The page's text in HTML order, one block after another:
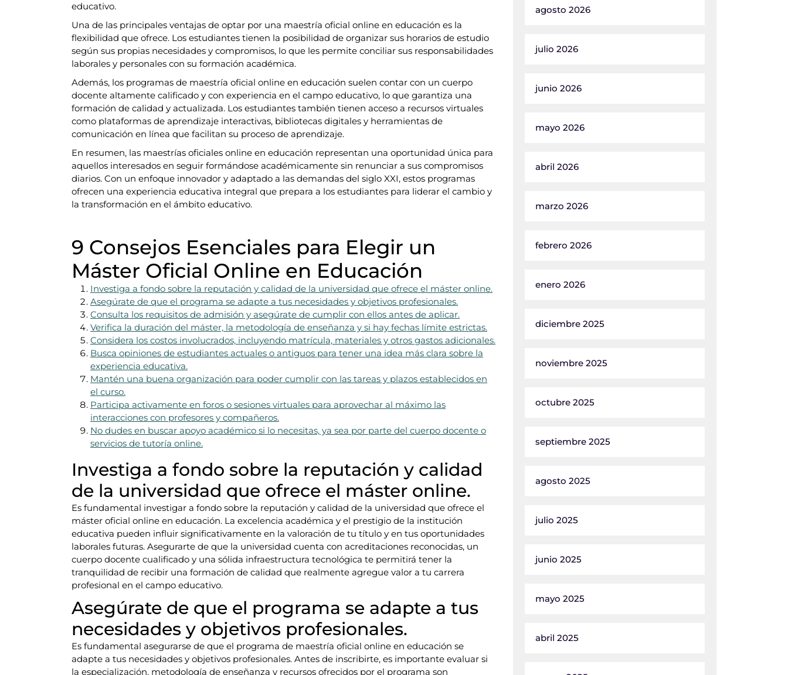
educativo.
Una de las principales ventajas de optar por una maestría oficial online en educación es la
flexibilidad que ofrece. Los estudiantes tienen la posibilidad de organizar sus horarios de estudio
según sus propias necesidades y compromisos, lo que les permite conciliar sus responsabilidades
laborales y personales con su formación académica.
Además, los programas de maestría oficial online en educación suelen contar con un cuerpo
docente altamente calificado y con experiencia en el campo educativo, lo que garantiza una
formación de calidad y actualizada. Los estudiantes también tienen acceso a recursos virtuales
como plataformas de aprendizaje interactivas, bibliotecas digitales y herramientas de
comunicación en línea que facilitan su proceso de aprendizaje.
En resumen, las maestrías oficiales online en educación representan una oportunidad única para
aquellos interesados en seguir formándose académicamente sin renunciar a sus compromisos
diarios. Con un enfoque innovador y adaptado a las demandas del siglo XXI, estos programas
ofrecen una experiencia educativa integral que prepara a los estudiantes para liderar el cambio y
la transformación en el ámbito educativo.
9 Consejos Esenciales para Elegir un
Máster Oficial Online en Educación
Investiga a fondo sobre la reputación y calidad de la universidad que ofrece el máster online.
Asegúrate de que el programa se adapte a tus necesidades y objetivos profesionales.
Consulta los requisitos de admisión y asegúrate de cumplir con ellos antes de aplicar.
Verifica la duración del máster, la metodología de enseñanza y si hay fechas límite estrictas.
Considera los costos involucrados, incluyendo matrícula, materiales y otros gastos adicionales.
Busca opiniones de estudiantes actuales o antiguos para tener una idea más clara sobre la
experiencia educativa.
Mantén una buena organización para poder cumplir con las tareas y plazos establecidos en
el curso.
Participa activamente en foros o sesiones virtuales para aprovechar al máximo las
interacciones con profesores y compañeros.
No dudes en buscar apoyo académico si lo necesitas, ya sea por parte del cuerpo docente o
servicios de tutoría online.
Investiga a fondo sobre la reputación y calidad
de la universidad que ofrece el máster online.
Es fundamental investigar a fondo sobre la reputación y calidad de la universidad que ofrece el
máster oficial online en educación. La excelencia académica y el prestigio de la institución
educativa pueden influir significativamente en la valoración de tu título y en tus oportunidades
laborales futuras. Asegurarte de que la universidad cuenta con acreditaciones reconocidas, un
cuerpo docente cualificado y una sólida infraestructura tecnológica te permitirá tener la
tranquilidad de recibir una formación de calidad que realmente agregue valor a tu carrera
profesional en el campo educativo.
Asegúrate de que el programa se adapte a tus
necesidades y objetivos profesionales.
Es fundamental asegurarse de que el programa de maestría oficial online en educación se
adapte a tus necesidades y objetivos profesionales. Antes de inscribirte, es importante evaluar si
la especialización, metodología de enseñanza y recursos ofrecidos por el programa son
agosto 2026
julio 2026
junio 2026
mayo 2026
abril 2026
marzo 2026
febrero 2026
enero 2026
diciembre 2025
noviembre 2025
octubre 2025
septiembre 2025
agosto 2025
julio 2025
junio 2025
mayo 2025
abril 2025